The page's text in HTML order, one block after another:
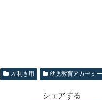
左利き用 幼児教育アカデミー
シェアする